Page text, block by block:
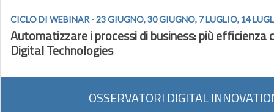
CICLO DI WEBINAR - 23 GIUGNO, 30 GIUGNO, 7 LUGLIO, 14
Automatizzare i processi di business: più efficienza
Digital Technologies
OSSERVATORI DIGITAL